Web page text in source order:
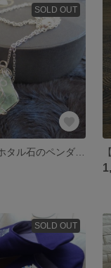
SOLD OUT
SOLD OUT